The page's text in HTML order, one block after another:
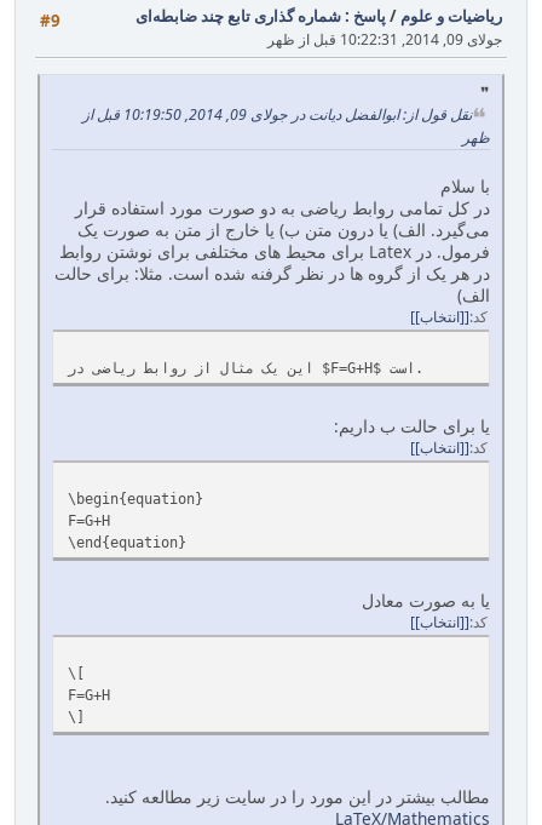
#9 ریاضیات و علوم / پاسخ : شماره گذاری تابع چند ضابطه‌ای
جولای 09, 2014, 10:22:31 قبل از ظهر
نقل قول از: ابوالفضل دیانت در جولای 09, 2014, 10:19:50 قبل از
ظهر
با سلام
در کل تمامی روابط ریاضی به دو صورت مورد استفاده قرار
می‌گیرد. الف) یا درون متن ب) یا خارج از متن به صورت یک
فرمول. در Latex برای محیط های مختلفی برای نوشتن روابط
در هر یک از گروه ها در نظر گرفنه شده است. مثلا: برای حالت
الف)
کد [انتخاب]
این یک مثال از روابط ریاضی در $F=G+H$ است.
یا برای حالت ب داریم:
کد [انتخاب]
\begin{equation}
F=G+H
\end{equation}
یا به صورت معادل
کد [انتخاب]
\[
F=G+H
\]
مطالب بیشتر در این مورد را در سایت زیر مطالعه کنید.
LaTeX/Mathematics